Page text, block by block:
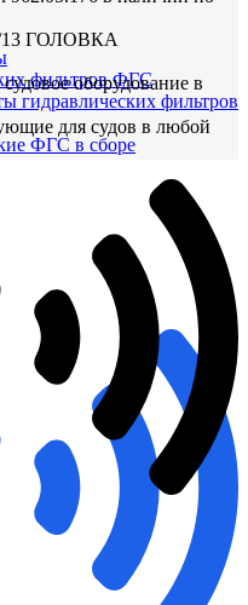
фильтров ФГС
гидравлических фильтров
ФГС в сборе
13 ГОЛОВКА
оборудование в
для судов в любой